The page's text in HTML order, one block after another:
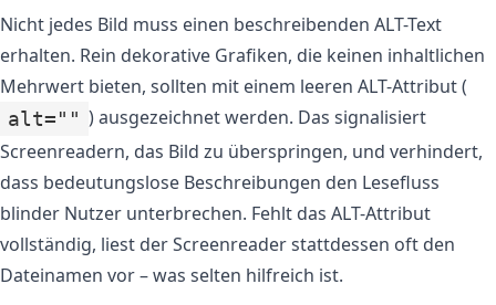
Nicht jedes Bild muss einen beschreibenden ALT-Text
erhalten. Rein dekorative Grafiken, die keinen inhaltlichen
Mehrwert bieten, sollten mit einem leeren ALT-Attribut (
alt="" ) ausgezeichnet werden. Das signalisiert
Screenreadern, das Bild zu überspringen, und verhindert,
dass bedeutungslose Beschreibungen den Lesefluss
blinder Nutzer unterbrechen. Fehlt das ALT-Attribut
vollständig, liest der Screenreader stattdessen oft den
Dateinamen vor – was selten hilfreich ist.